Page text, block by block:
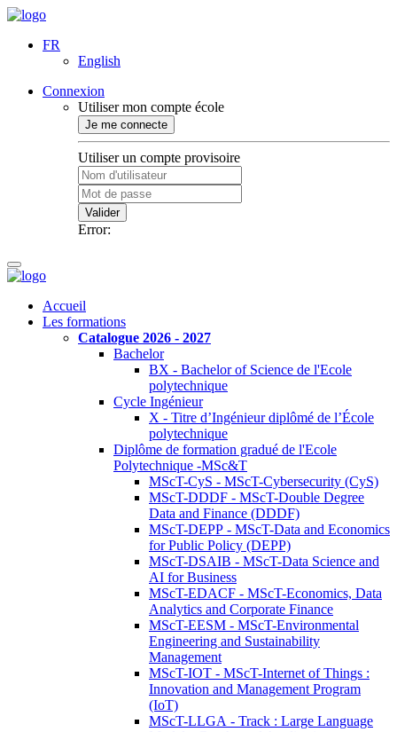
FR
English
Connexion
Utiliser mon compte école
Je me connecte
Utiliser un compte provisoire
Valider
Error:
Accueil
Les formations
Catalogue 2026 - 2027
Bachelor
BX - Bachelor of Science de l'Ecole
polytechnique
Cycle Ingénieur
X - Titre d’Ingénieur diplômé de l’École
polytechnique
Diplôme de formation gradué de l'Ecole
Polytechnique -MSc&T
MScT-CyS - MScT-Cybersecurity (CyS)
MScT-DDDF - MScT-Double Degree
Data and Finance (DDDF)
MScT-DEPP - MScT-Data and Economics
for Public Policy (DEPP)
MScT-DSAIB - MScT-Data Science and
AI for Business
MScT-EDACF - MScT-Economics, Data
Analytics and Corporate Finance
MScT-EESM - MScT-Environmental
Engineering and Sustainability
Management
MScT-IOT - MScT-Internet of Things :
Innovation and Management Program
(IoT)
MScT-LLGA - Track : Large Language